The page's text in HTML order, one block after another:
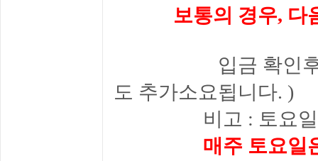
보통의 경우, 다
입금 확인후 2 ~
도 추가소요됩니다. )
비고 : 토요일 및
매주 토요일